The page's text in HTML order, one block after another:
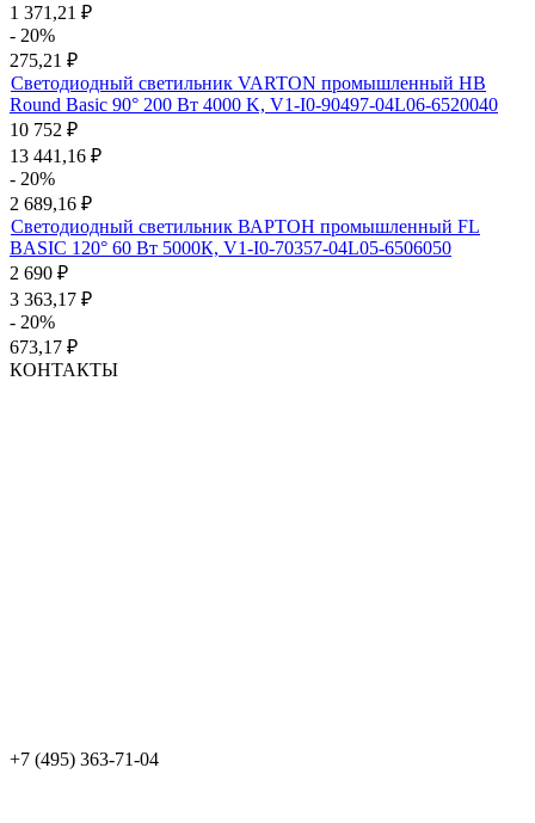
1 371,21 ₽
- 20%
275,21 ₽
Светодиодный светильник VARTON промышленный HB
Round Basic 90° 200 Вт 4000 K, V1-I0-90497-04L06-6520040
10 752 ₽
13 441,16 ₽
- 20%
2 689,16 ₽
Светодиодный светильник ВАРТОН промышленный FL
BASIC 120° 60 Вт 5000К, V1-I0-70357-04L05-6506050
2 690 ₽
3 363,17 ₽
- 20%
673,17 ₽
КОНТАКТЫ
+7 (495) 363-71-04